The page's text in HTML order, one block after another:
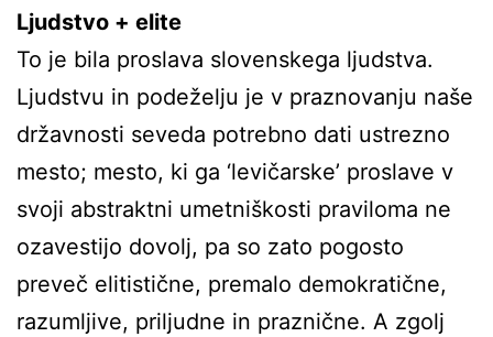
Ljudstvo + elite
To je bila proslava slovenskega ljudstva.
Ljudstvu in podeželju je v praznovanju naše
državnosti seveda potrebno dati ustrezno
mesto; mesto, ki ga ‘levičarske’ proslave v
svoji abstraktni umetniškosti praviloma ne
ozavestijo dovolj, pa so zato pogosto
preveč elitistične, premalo demokratične,
razumljive, priljudne in praznične. A zgolj